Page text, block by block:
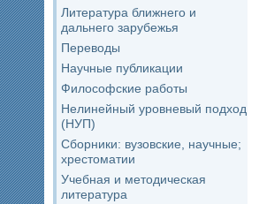
Литература ближнего и
дальнего зарубежья
Переводы
Научные публикации
Философские работы
Нелинейный уровневый подход
(НУП)
Сборники: вузовские, научные;
хрестоматии
Учебная и методическая
литература